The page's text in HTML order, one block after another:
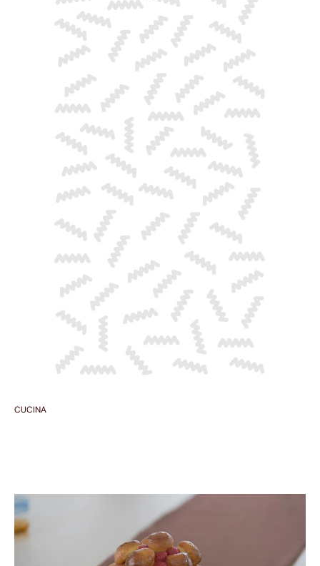
CUCINA